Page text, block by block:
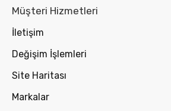
Müşteri Hizmetleri
İletişim
Değişim İşlemleri
Site Haritası
Markalar